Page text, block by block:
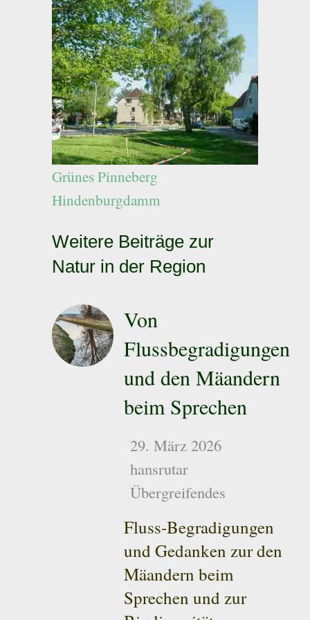
Grünes Pinneberg
Hindenburgdamm
Weitere Beiträge zur
Natur in der Region
Von
Flussbegradigungen
und den Mäandern
beim Sprechen
29. März 2026
hansrutar
Übergreifendes
Fluss-Begradigungen
und Gedanken zur den
Mäandern beim
Sprechen und zur